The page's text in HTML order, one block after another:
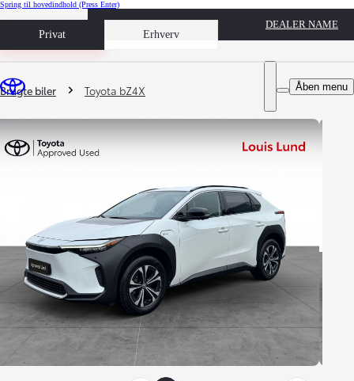
Spring til hovedindhold (Press Enter)
Privat Erhverv
Book prøvetur
DEALER NAME
Åben menu
Du er her
Brugte biler Toyota bZ4X